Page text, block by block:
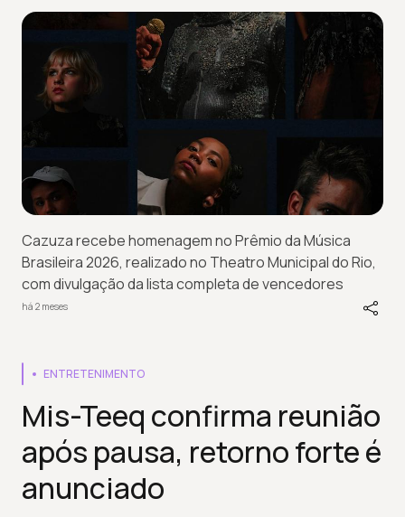
Cazuza recebe homenagem no Prêmio da Música
Brasileira 2026, realizado no Theatro Municipal do Rio,
com divulgação da lista completa de vencedores
há 2 meses
ENTRETENIMENTO
Mis-Teeq confirma reunião
após pausa, retorno forte é
anunciado